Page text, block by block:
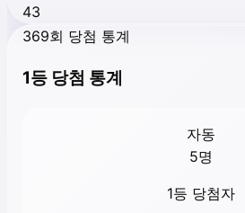
43
369회 당첨 통계
1등 당첨 통계
자동
5명
1등 당첨자